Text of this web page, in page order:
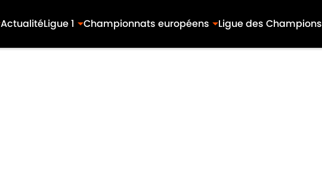
ActualitéLigue 1 Championnats européens Ligue des Champions